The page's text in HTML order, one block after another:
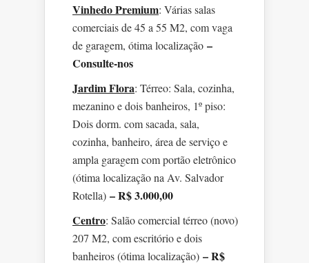
Vinhedo Premium: Várias salas
comerciais de 45 a 55 M2, com vaga
de garagem, ótima localização –
Consulte-nos
Jardim Flora: Térreo: Sala, cozinha,
mezanino e dois banheiros, 1º piso:
Dois dorm. com sacada, sala,
cozinha, banheiro, área de serviço e
ampla garagem com portão eletrônico
(ótima localização na Av. Salvador
Rotella) – R$ 3.000,00
Centro: Salão comercial térreo (novo)
207 M2, com escritório e dois
banheiros (ótima localização) – R$